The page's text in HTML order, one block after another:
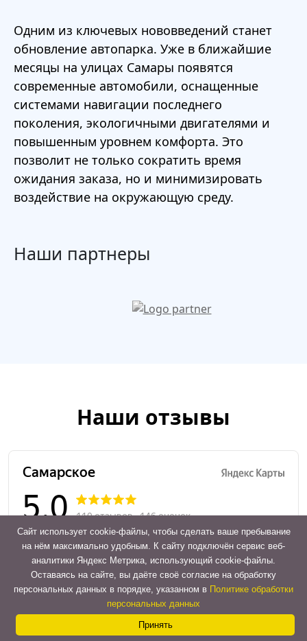
Одним из ключевых нововведений станет
обновление автопарка. Уже в ближайшие
месяцы на улицах Самары появятся
современные автомобили, оснащенные
системами навигации последнего
поколения, экологичными двигателями и
повышенным уровнем комфорта. Это
позволит не только сократить время
ожидания заказа, но и минимизировать
воздействие на окружающую среду.
Наши партнеры
Наши отзывы
Принять
Сайт использует cookie-файлы, чтобы сделать ваше пребывание
на нём максимально удобным. К cайту подключён сервис веб-
аналитики Яндекс Метрика, использующий cookie-файлы.
Оставаясь на сайте, вы даёте своё согласие на обработку
персональных данных в порядке, указанном в Политике обработки
персональных данных
Contact